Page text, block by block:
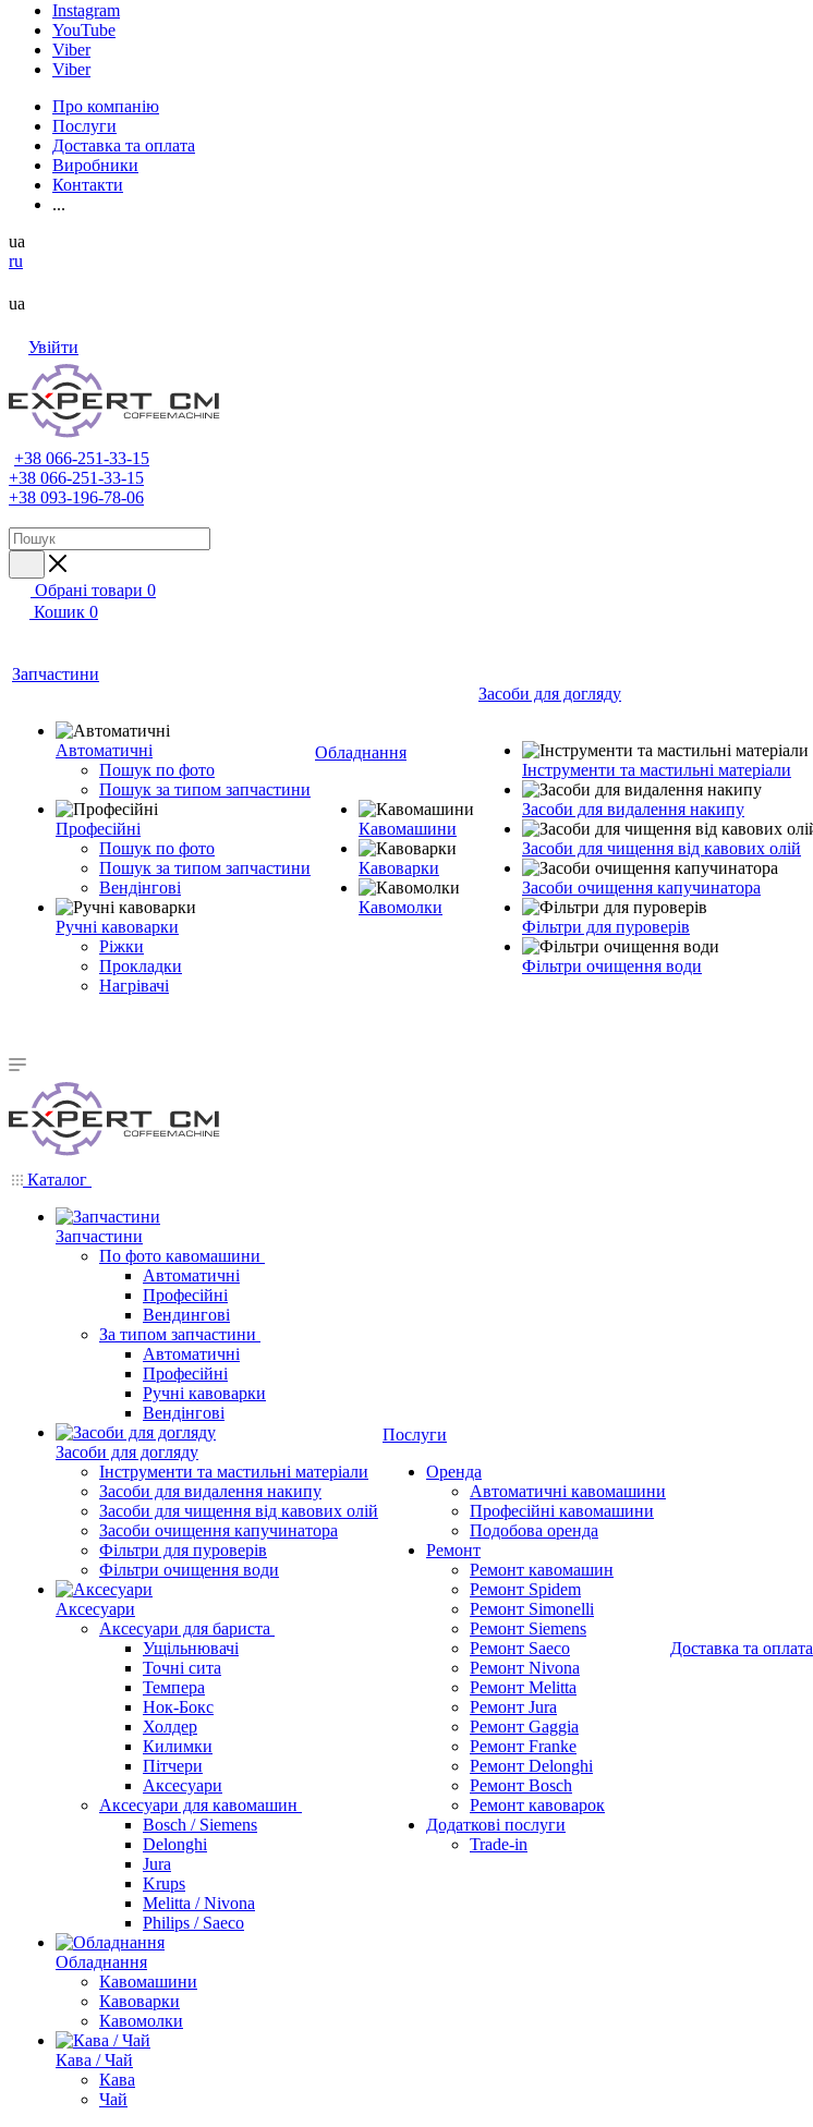
Instagram
YouTube
Viber
Viber
Про компанію
Послуги
Доставка та оплата
Виробники
Контакти
...
ua
ru
ua
Увійти
+38 066-251-33-15
+38 066-251-33-15
+38 093-196-78-06
Обрані товари 0
Кошик 0
Запчастини
Автоматичні
Пошук по фото
Пошук за типом запчастини
Професійні
Пошук по фото
Пошук за типом запчастини
Вендінгові
Ручні кавоварки
Ріжки
Прокладки
Нагрівачі
Обладнання
Кавомашини
Кавоварки
Кавомолки
Засоби для догляду
Інструменти та мастильні матеріали
Засоби для видалення накипу
Засоби для чищення від кавових олій
Засоби очищення капучинатора
Фільтри для пуроверів
Фільтри очищення води
Каталог
Запчастини
По фото кавомашини
Автоматичні
Професійні
Вендингові
За типом запчастини
Автоматичні
Професійні
Ручні кавоварки
Вендінгові
Засоби для догляду
Інструменти та мастильні матеріали
Засоби для видалення накипу
Засоби для чищення від кавових олій
Засоби очищення капучинатора
Фільтри для пуроверів
Фільтри очищення води
Аксесуари
Аксесуари для бариста
Ущільнювачі
Точні сита
Темпера
Нок-Бокс
Холдер
Килимки
Пітчери
Аксесуари
Аксесуари для кавомашин
Bosch / Siemens
Delonghi
Jura
Krups
Melitta / Nivona
Philips / Saeco
Обладнання
Кавомашини
Кавоварки
Кавомолки
Кава / Чай
Кава
Чай
Послуги
Оренда
Автоматичні кавомашини
Професійні кавомашини
Подобова оренда
Ремонт
Ремонт кавомашин
Ремонт Spidem
Ремонт Simonelli
Ремонт Siemens
Ремонт Saeco
Ремонт Nivona
Ремонт Melitta
Ремонт Jura
Ремонт Gaggia
Ремонт Franke
Ремонт Delonghi
Ремонт Bosch
Ремонт кавоварок
Додаткові послуги
Trade-in
Доставка та оплата